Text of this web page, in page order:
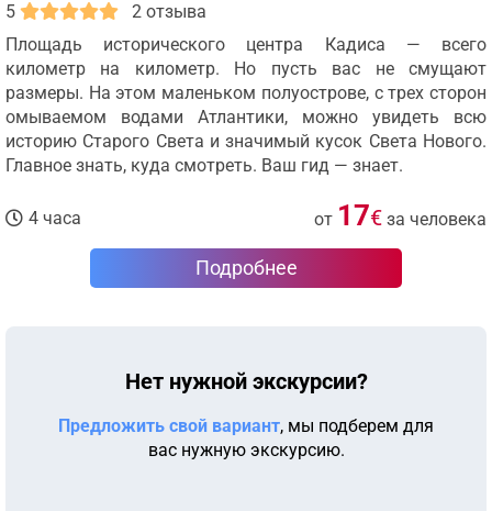
5
2 отзыва
Площадь исторического центра Кадиса — всего
километр на километр. Но пусть вас не смущают
размеры. На этом маленьком полуострове, с трех сторон
омываемом водами Атлантики, можно увидеть всю
историю Старого Света и значимый кусок Света Нового.
Главное знать, куда смотреть. Ваш гид — знает.
4 часа от 17€ за человека
Подробнее
Нет нужной экскурсии?
Предложить свой вариант, мы подберем для
вас нужную экскурсию.